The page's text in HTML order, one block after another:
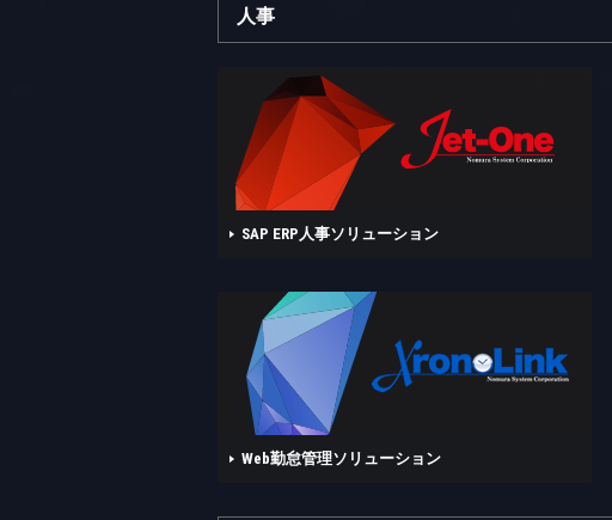
人事
SAP ERP人事ソリューション
Web勤怠管理ソリューション